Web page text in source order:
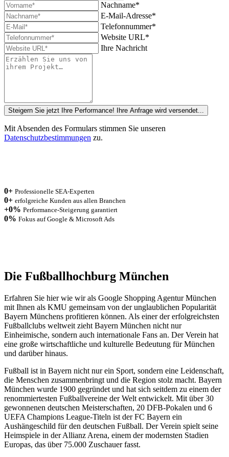
Nachname*
E-Mail-Adresse*
Telefonnummer*
Website URL*
Ihre Nachricht
Steigern Sie jetzt Ihre Performance! Ihre Anfrage wird versendet...
Mit Absenden des Formulars stimmen Sie unseren
Datenschutzbestimmungen zu.
0+ Professionelle SEA-Experten
0+ erfolgreiche Kunden aus allen Branchen
+0% Performance-Steigerung garantiert
0% Fokus auf Google & Microsoft Ads
Die Fußballhochburg München
Erfahren Sie hier wie wir als Google Shopping Agentur München
mit Ihnen als KMU gemeinsam von der unglaublichen Popularität
Bayern Münchens profitieren können. Als einer der erfolgreichsten
Fußballclubs weltweit zieht Bayern München nicht nur
Einheimische, sondern auch internationale Fans an. Der Verein hat
eine große wirtschaftliche und kulturelle Bedeutung für München
und darüber hinaus.
Fußball ist in Bayern nicht nur ein Sport, sondern eine Leidenschaft,
die Menschen zusammenbringt und die Region stolz macht. Bayern
München wurde 1900 gegründet und hat sich seitdem zu einem der
renommiertesten Fußballvereine der Welt entwickelt. Mit über 30
gewonnenen deutschen Meisterschaften, 20 DFB-Pokalen und 6
UEFA Champions League-Titeln ist der FC Bayern ein
Aushängeschild für den deutschen Fußball. Der Verein spielt seine
Heimspiele in der Allianz Arena, einem der modernsten Stadien
Europas, das über 75.000 Zuschauer fasst.